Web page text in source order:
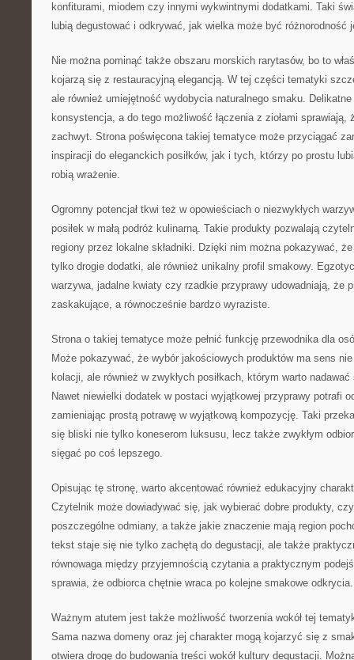
konfiturami, miodem czy innymi wykwintnymi dodatkami. Taki
lubią degustować i odkrywać, jak wielka może być różnorodność
Nie można pominąć także obszaru morskich rarytasów, bo to
kojarzą się z restauracyjną elegancją. W tej części tematyki
ale również umiejętność wydobycia naturalnego smaku.
konsystencja, a do tego możliwość łączenia z ziołami sprawiają,
zachwyt. Strona poświęcona takiej tematyce może przyciągać
inspiracji do eleganckich posiłków, jak i tych, którzy po prostu
robią wrażenie.
Ogromny potencjał tkwi też w opowieściach o niezwykłych
posiłek w małą podróż kulinarną. Takie produkty pozwalają
regiony przez lokalne składniki. Dzięki nim można pokazywać,
tylko drogie dodatki, ale również unikalny profil smakowy.
warzywa, jadalne kwiaty czy rzadkie przyprawy udowadniają, że
zaskakujące, a równocześnie bardzo wyraziste.
Strona o takiej tematyce może pełnić funkcję przewodnika dla
Może pokazywać, że wybór jakościowych produktów ma sens
kolacji, ale również w zwykłych posiłkach, którym warto
Nawet niewielki dodatek w postaci wyjątkowej przyprawy potrafi
zamieniając prostą potrawę w wyjątkową kompozycję. Taki
się bliski nie tylko koneserom luksusu, lecz także zwykłym
sięgać po coś lepszego.
Opisując tę stronę, warto akcentować również edukacyjny
Czytelnik może dowiadywać się, jak wybierać dobre produkty,
poszczególne odmiany, a także jakie znaczenie mają region
tekst staje się nie tylko zachętą do degustacji, ale także
równowaga między przyjemnością czytania a praktycznym
sprawia, że odbiorca chętnie wraca po kolejne smakowe odkrycia.
Ważnym atutem jest także możliwość tworzenia wokół tej
Sama nazwa domeny oraz jej charakter mogą kojarzyć się z
otwiera drogę do budowania treści wokół kultury degustacji.